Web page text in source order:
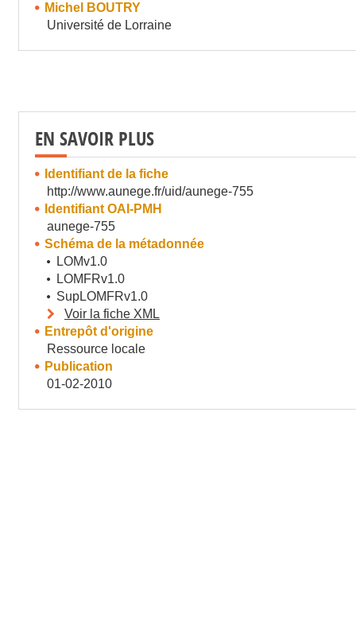
Michel BOUTRY
Université de Lorraine
EN SAVOIR PLUS
Identifiant de la fiche
http://www.aunege.fr/uid/aunege-755
Identifiant OAI-PMH
aunege-755
Schéma de la métadonnée
LOMv1.0
LOMFRv1.0
SupLOMFRv1.0
Voir la fiche XML
Entrepôt d'origine
Ressource locale
Publication
01-02-2010